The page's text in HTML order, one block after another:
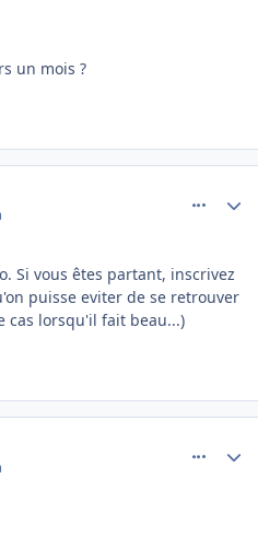
un mois ?
Si vous êtes partant, inscrivez
puisse eviter de se retrouver
cas lorsqu'il fait beau...)